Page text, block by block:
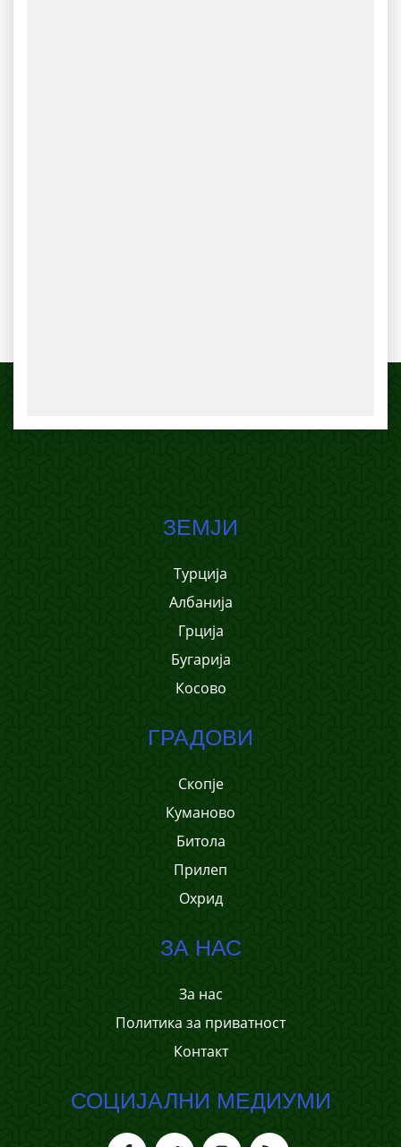
ЗЕМЈИ
Турција
Албанија
Грција
Бугарија
Косово
ГРАДОВИ
Скопје
Куманово
Битола
Прилеп
Охрид
ЗА НАС
За нас
Политика за приватност
Контакт
СОЦИЈАЛНИ МЕДИУМИ